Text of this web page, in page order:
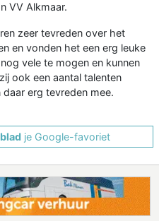
VV Alkmaar.
zeer tevreden over het
en vonden het een erg leuke
vele te mogen en kunnen
ook een aantal talenten
erg tevreden mee.
je Google-favoriet